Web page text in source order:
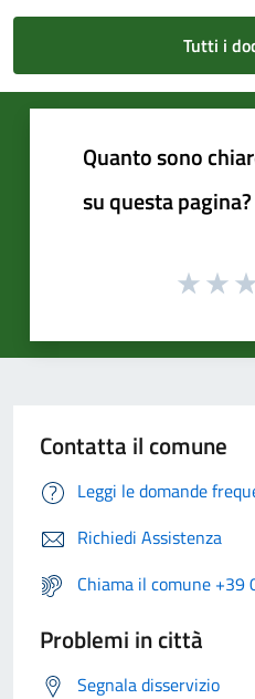
Tutti i
Quanto sono
su questa pagina?
Contatta il comune
Leggi le domande
Richiedi Assistenza
Chiama il comune
Problemi in città
Segnala disservizio